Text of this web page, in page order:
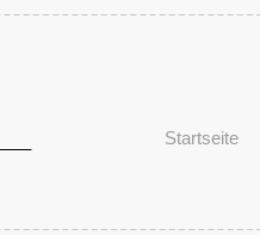
Startseite